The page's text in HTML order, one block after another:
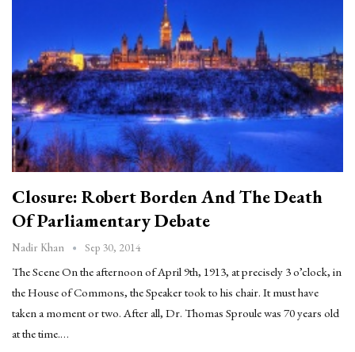
Closure: Robert Borden And The Death
Of Parliamentary Debate
Nadir Khan Sep 30, 2014
The Scene On the afternoon of April 9th, 1913, at precisely 3 o’clock, in
the House of Commons, the Speaker took to his chair. It must have
taken a moment or two. After all, Dr. Thomas Sproule was 70 years old
at the time.…